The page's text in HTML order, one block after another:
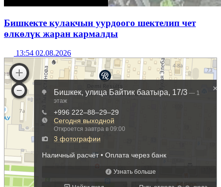
Бишкекте кулакчын уурдоого шектелип чет
өлкөлүк жаран кармалды
13:54 02.08.2026